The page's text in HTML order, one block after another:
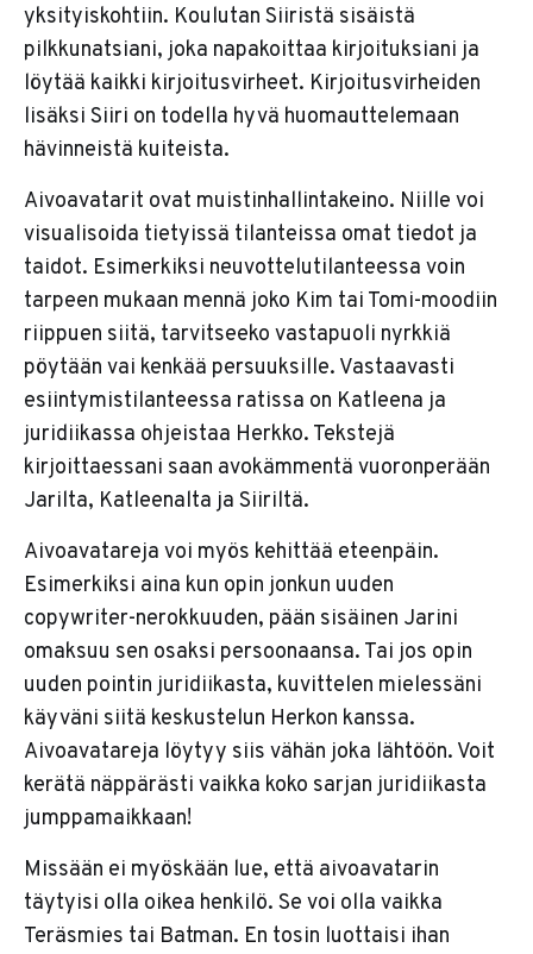
yksityiskohtiin. Koulutan Siiristä sisäistä
pilkkunatsiani, joka napakoittaa kirjoituksiani ja
löytää kaikki kirjoitusvirheet. Kirjoitusvirheiden
lisäksi Siiri on todella hyvä huomauttelemaan
hävinneistä kuiteista.
Aivoavatarit ovat muistinhallintakeino. Niille voi
visualisoida tietyissä tilanteissa omat tiedot ja
taidot. Esimerkiksi neuvottelutilanteessa voin
tarpeen mukaan mennä joko Kim tai Tomi-moodiin
riippuen siitä, tarvitseeko vastapuoli nyrkkiä
pöytään vai kenkää persuuksille. Vastaavasti
esiintymistilanteessa ratissa on Katleena ja
juridiikassa ohjeistaa Herkko. Tekstejä
kirjoittaessani saan avokämmentä vuoronperään
Jarilta, Katleenalta ja Siiriltä.
Aivoavatareja voi myös kehittää eteenpäin.
Esimerkiksi aina kun opin jonkun uuden
copywriter-nerokkuuden, pään sisäinen Jarini
omaksuu sen osaksi persoonaansa. Tai jos opin
uuden pointin juridiikasta, kuvittelen mielessäni
käyväni siitä keskustelun Herkon kanssa.
Aivoavatareja löytyy siis vähän joka lähtöön. Voit
kerätä näppärästi vaikka koko sarjan juridiikasta
jumppamaikkaan!
Missään ei myöskään lue, että aivoavatarin
täytyisi olla oikea henkilö. Se voi olla vaikka
Teräsmies tai Batman. En tosin luottaisi ihan